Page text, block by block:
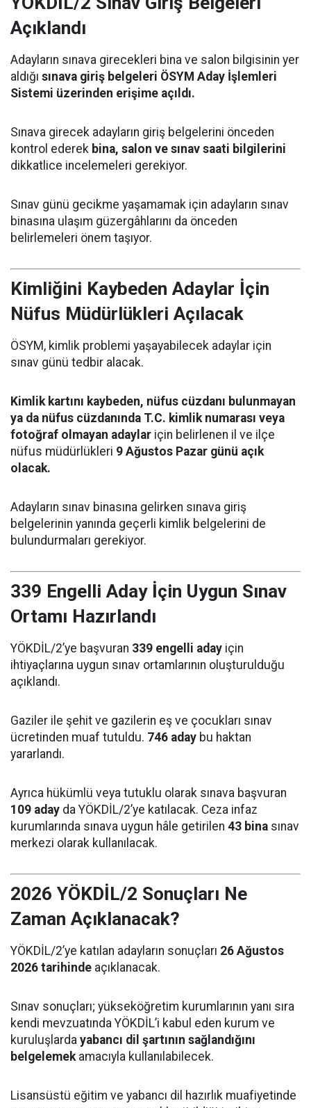
Açıklandı
Adayların sınava girecekleri bina ve salon bilgisinin yer
aldığı sınava giriş belgeleri ÖSYM Aday İşlemleri
Sistemi üzerinden erişime açıldı.
Sınava girecek adayların giriş belgelerini önceden
kontrol ederek bina, salon ve sınav saati bilgilerini
dikkatlice incelemeleri gerekiyor.
Sınav günü gecikme yaşamamak için adayların sınav
binasına ulaşım güzergâhlarını da önceden
belirlemeleri önem taşıyor.
Kimliğini Kaybeden Adaylar İçin
Nüfus Müdürlükleri Açılacak
ÖSYM, kimlik problemi yaşayabilecek adaylar için
sınav günü tedbir alacak.
Kimlik kartını kaybeden, nüfus cüzdanı bulunmayan
ya da nüfus cüzdanında T.C. kimlik numarası veya
fotoğraf olmayan adaylar için belirlenen il ve ilçe
nüfus müdürlükleri 9 Ağustos Pazar günü açık
olacak.
Adayların sınav binasına gelirken sınava giriş
belgelerinin yanında geçerli kimlik belgelerini de
bulundurmaları gerekiyor.
339 Engelli Aday İçin Uygun Sınav
Ortamı Hazırlandı
YÖKDİL/2’ye başvuran 339 engelli aday için
ihtiyaçlarına uygun sınav ortamlarının oluşturulduğu
açıklandı.
Gaziler ile şehit ve gazilerin eş ve çocukları sınav
ücretinden muaf tutuldu. 746 aday bu haktan
yararlandı.
Ayrıca hükümlü veya tutuklu olarak sınava başvuran
109 aday da YÖKDİL/2’ye katılacak. Ceza infaz
kurumlarında sınava uygun hâle getirilen 43 bina sınav
merkezi olarak kullanılacak.
2026 YÖKDİL/2 Sonuçları Ne
Zaman Açıklanacak?
YÖKDİL/2’ye katılan adayların sonuçları 26 Ağustos
2026 tarihinde açıklanacak.
Sınav sonuçları; yükseköğretim kurumlarının yanı sıra
kendi mevzuatında YÖKDİL’i kabul eden kurum ve
kuruluşlarda yabancı dil şartının sağlandığını
belgelemek amacıyla kullanılabilecek.
Lisansüstü eğitim ve yabancı dil hazırlık muafiyetinde